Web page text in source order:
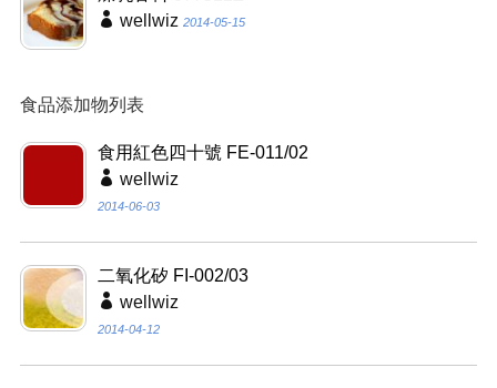
wellwiz 2014-05-15
食品添加物列表
食用紅色四十號 FE-011/02
wellwiz
2014-06-03
二氧化矽 FI-002/03
wellwiz
2014-04-12